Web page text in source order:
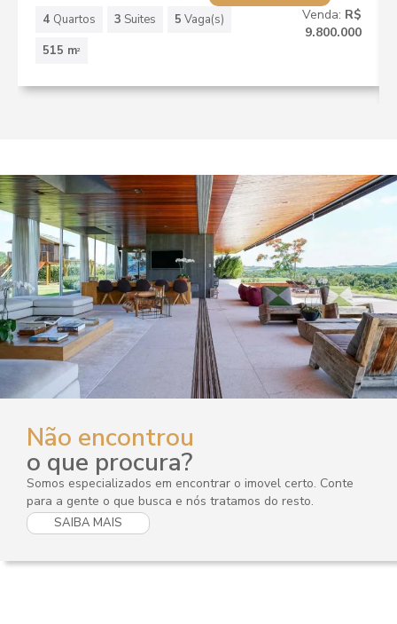
4 Quartos 3 Suites 5 Vaga(s)
515 m2
Venda: R$
9.800.000
Não encontrou
o que procura?
Somos especializados em encontrar o imovel certo. Conte
para a gente o que busca e nós tratamos do resto.
SAIBA MAIS